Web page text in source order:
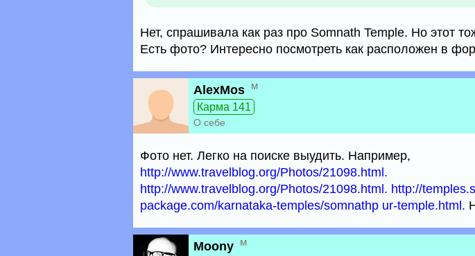
Нет, спрашивала как раз про Somnath Temple. Но этот
Есть фото? Интересно посмотреть как расположен в
AlexMos м
Карма 141
О себе
Фото нет. Легко на поиске выудить. Например,
http://www.travelblog.org/Photos/21098.html.
http://www.travelblog.org/Photos/21098.html. http://
package.com/karnataka-temples/somnathp ur-temple.html.
Moony м